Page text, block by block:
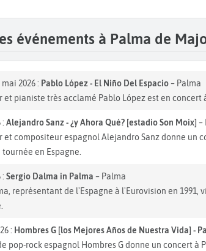
événements à Palma de
mai 2026 : Pablo López - El Niño Del Espacio– Palma
et pianiste très acclamé Pablo López est en concert
: Alejandro Sanz - ¿y Ahora Qué? [estadio Son Moix] –
et compositeur espagnol Alejandro Sanz donne un
tournée en Espagne.
: Sergio Dalma in Palma – Palma
représentant de l'Espagne à l'Eurovision en 1991,
: Hombres G [los Mejores Años de Nuestra Vida] -
pop-rock espagnol Hombres G donne un concert à